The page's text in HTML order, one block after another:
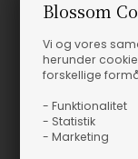
Blossom
Vi og vores
herunder
forskellige
- Funktionalitet
- Statistik
- Marketing
Small B Passion
søde fra
sammen
Small B
Sød lakrids med
finder du lidt af det